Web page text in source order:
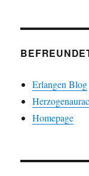
Erlangen Blog
Homepage